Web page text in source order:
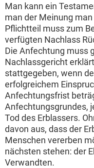
Man kann ein
man der Meinung
Pflichtteil muss zum
verfügten Nachlass
Die Anfechtung muss
Nachlassgericht
stattgegeben, wenn
erfolgreichem
Anfechtungsfrist
Anfechtungsgrundes,
Tod des Erblassers.
davon aus, dass der
Menschen vererben
nächsten stehen: der
Verwandten.